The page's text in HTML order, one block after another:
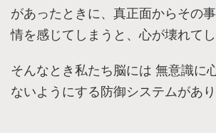
があったときに、真正面からその
情を感じてしまうと、心が壊れてし
そんなとき私たち脳には 無意識に
ないようにする防御システムがあり